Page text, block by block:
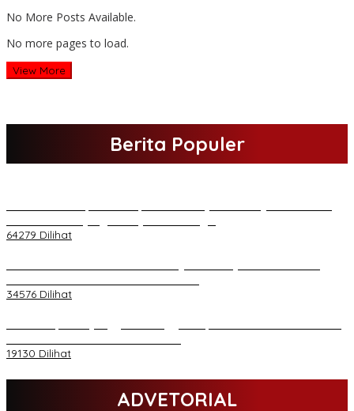
No More Posts Available.
No more pages to load.
View More
Berita Populer
64279 Dilihat
34576 Dilihat
19130 Dilihat
ADVETORIAL